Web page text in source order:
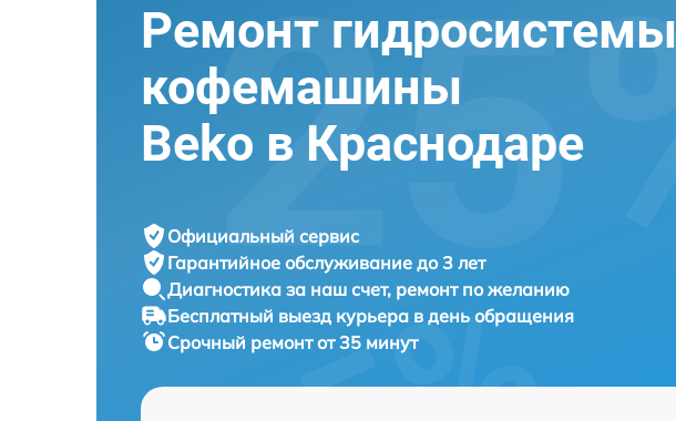
Ремонт гидросистемы
кофемашины
Beko в Краснодаре
Официальный сервис
Гарантийное обслуживание до 3 лет
Диагностика за наш счет, ремонт по желанию
Бесплатный выезд курьера в день обращения
Срочный ремонтот 35 минут